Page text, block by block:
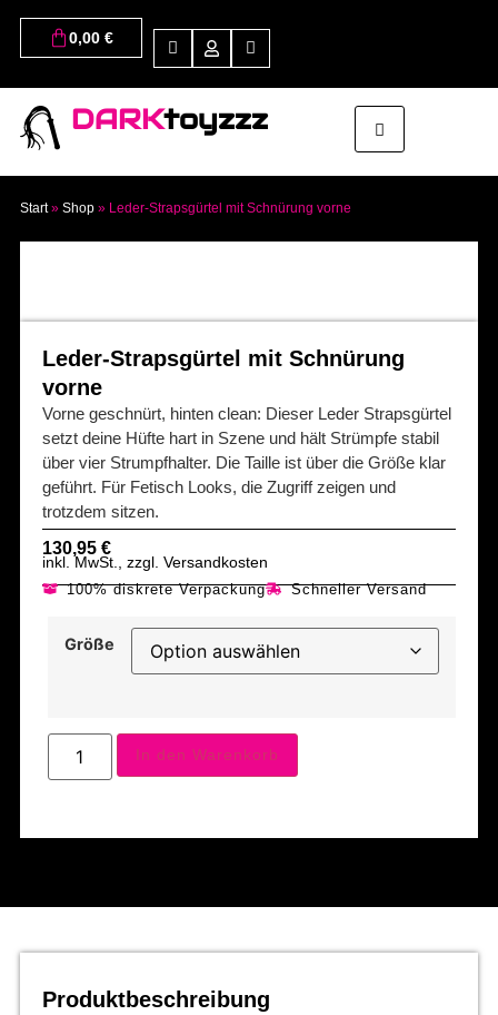
0,00 €
DARKtoyzzz
Start» Shop» Leder-Strapsgürtel mit Schnürung vorne
Leder-Strapsgürtel mit Schnürung
vorne
Vorne geschnürt, hinten clean: Dieser Leder Strapsgürtel
setzt deine Hüfte hart in Szene und hält Strümpfe stabil
über vier Strumpfhalter. Die Taille ist über die Größe klar
geführt. Für Fetisch Looks, die Zugriff zeigen und
trotzdem sitzen.
130,95 €
inkl. MwSt., zzgl. Versandkosten
100% diskrete Verpackung Schneller Versand
Größe
In den Warenkorb
Produktbeschreibung